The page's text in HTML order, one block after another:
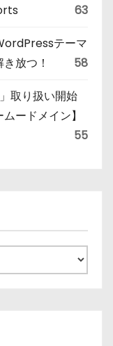
63
テーマ
き放つ！
58
取り扱い開始
ードメイン】
55